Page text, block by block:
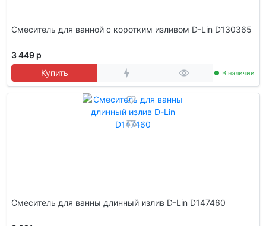
Смеситель для ванной с коротким изливом D-Lin D130365
3 449 р
Купить
В наличии
Смеситель для ванны длинный излив D-Lin D147460